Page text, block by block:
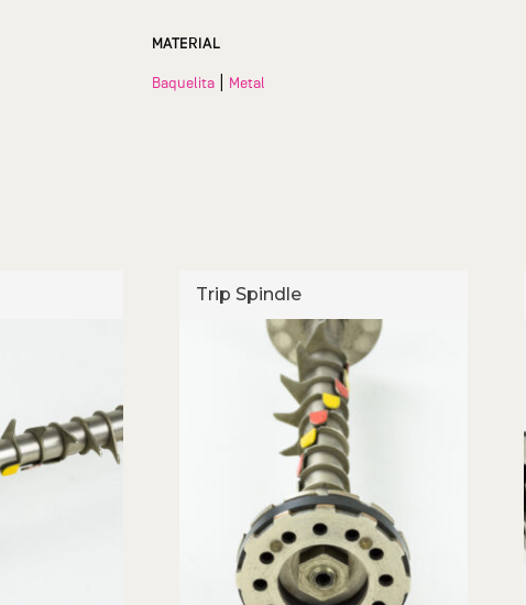
MATERIAL
Baquelita| Metal
Trip Spindle